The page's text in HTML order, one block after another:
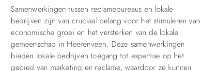
Samenwerkingen tussen reclamebureaus en lokale
bedrijven zijn van cruciaal belang voor het stimuleren van
economische groei en het versterken van de lokale
gemeenschap in Heerenveen. Deze samenwerkingen
bieden lokale bedrijven toegang tot expertise op het
gebied van marketing en reclame, waardoor ze kunnen